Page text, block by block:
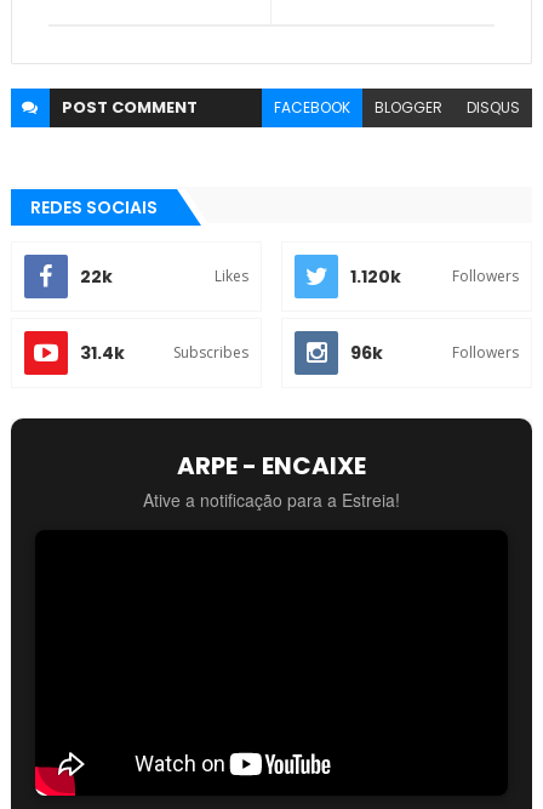
POST COMMENT FACEBOOK BLOGGER DISQUS
REDES SOCIAIS
22k Likes 1.120k Followers
31.4k Subscribes 96k Followers
ARPE - ENCAIXE
Ative a notificação para a Estreia!